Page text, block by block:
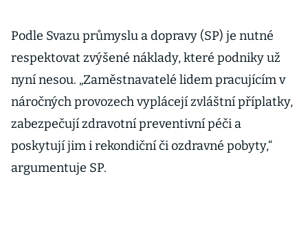
Podle Svazu průmyslu a dopravy (SP) je nutné
respektovat zvýšené náklady, které podniky už
nyní nesou. „Zaměstnavatelé lidem pracujícím v
náročných provozech vyplácejí zvláštní příplatky,
zabezpečují zdravotní preventivní péči a
poskytují jim i rekondiční či ozdravné pobyty,“
argumentuje SP.